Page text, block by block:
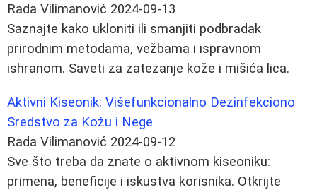
Rada Vilimanović 2024-09-13
Saznajte kako ukloniti ili smanjiti podbradak
prirodnim metodama, vežbama i ispravnom
ishranom. Saveti za zatezanje kože i mišića lica.
Aktivni Kiseonik: Višefunkcionalno Dezinfekciono
Sredstvo za Kožu i Nege
Rada Vilimanović 2024-09-12
Sve što treba da znate o aktivnom kiseoniku:
primena, beneficije i iskustva korisnika. Otkrijte